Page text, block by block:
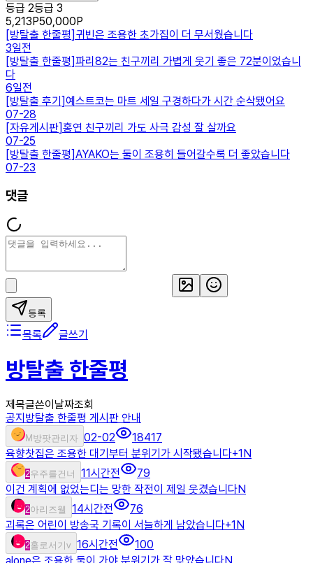
등급 2등급 3
5,213P50,000P
[방탈출 한줄평] 귀빈은 조용한 초가집이 더 무서웠습니다
3일전
[방탈출 한줄평]파리82는 친구끼리 가볍게 웃기 좋은 72분이었습니
다
6일전
[방탈출 후기]예스트코는 마트 세일 구경하다가 시간 순삭됐어요
07-28
[자유게시판]홍연 친구끼리 가도 사극 감성 잘 살까요
07-25
[방탈출 한줄평]AYAKO는 둘이 조용히 들어갈수록 더 좋았습니다
07-23
댓글
등록
목록 글쓰기
방탈출 한줄평
제목글쓴이 날짜조회
공지 방탈출 한줄평 게시판 안내
M 방팟관리자 02-02
18417
육향찻집은 조용한 대기부터 분위기가 시작됐습니다+1 N
2우주를건너 11시간전
79
이건 계획에 없었는디는 망한 작전이 제일 웃겼습니다N
2아리즈웰 14시간전
76
괴록은 어린이 방송국 기록이 서늘하게 남았습니다+1 N
2홀로서기v 16시간전
100